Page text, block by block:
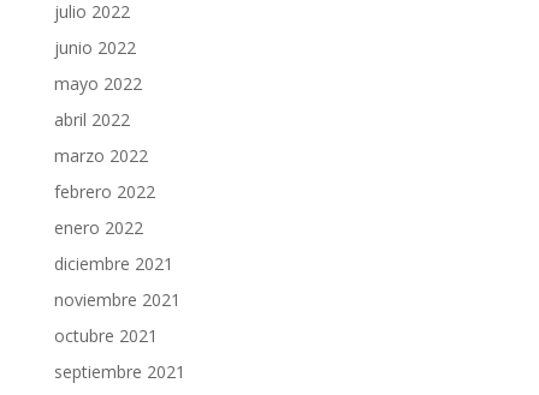
julio 2022
junio 2022
mayo 2022
abril 2022
marzo 2022
febrero 2022
enero 2022
diciembre 2021
noviembre 2021
octubre 2021
septiembre 2021